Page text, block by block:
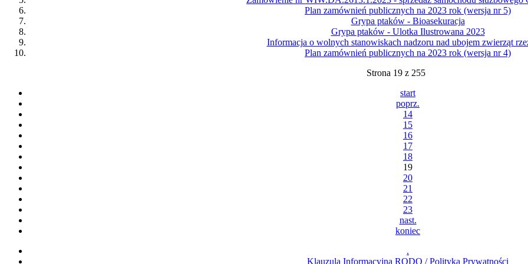
Plan zamównień publicznych na 2023 rok (wersja nr 5)
Grypa ptaków - Bioasekuracja
Grypa ptaków - Ulotka Ilustrowana 2023
Informacja o wolnych stanowiskach nadzoru nad ubojem zwierząt
Plan zamównień publicznych na 2023 rok (wersja nr 4)
Strona 19 z 255
start
poprz.
14
15
16
17
18
19
20
21
22
23
nast.
koniec
.
Klauzula Informacyjna RODO / Polityka Prywatności